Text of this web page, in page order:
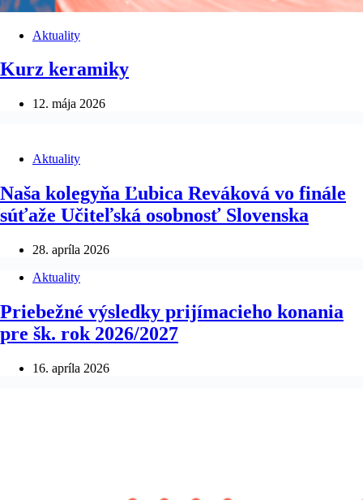
Aktuality
Kurz keramiky
12. mája 2026
Aktuality
Naša kolegyňa Ľubica Reváková vo finále
súťaže Učiteľská osobnosť Slovenska
28. apríla 2026
Aktuality
Priebežné výsledky prijímacieho konania
pre šk. rok 2026/2027
16. apríla 2026